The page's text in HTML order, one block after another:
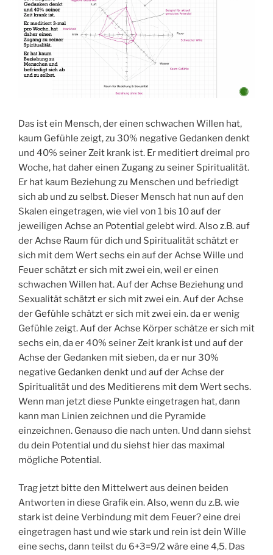
Das ist ein Mensch, der einen schwachen Willen hat,
kaum Gefühle zeigt, zu 30% negative Gedanken denkt
und 40% seiner Zeit krank ist. Er meditiert dreimal pro
Woche, hat daher einen Zugang zu seiner Spiritualität.
Er hat kaum Beziehung zu Menschen und befriedigt
sich ab und zu selbst. Dieser Mensch hat nun auf den
Skalen eingetragen, wie viel von 1 bis 10 auf der
jeweiligen Achse an Potential gelebt wird. Also z.B. auf
der Achse Raum für dich und Spiritualität schätzt er
sich mit dem Wert sechs ein auf der Achse Wille und
Feuer schätzt er sich mit zwei ein, weil er einen
schwachen Willen hat. Auf der Achse Beziehung und
Sexualität schätzt er sich mit zwei ein. Auf der Achse
der Gefühle schätzt er sich mit zwei ein. da er wenig
Gefühle zeigt. Auf der Achse Körper schätze er sich mit
sechs ein, da er 40% seiner Zeit krank ist und auf der
Achse der Gedanken mit sieben, da er nur 30%
negative Gedanken denkt und auf der Achse der
Spiritualität und des Meditierens mit dem Wert sechs.
Wenn man jetzt diese Punkte eingetragen hat, dann
kann man Linien zeichnen und die Pyramide
einzeichnen. Genauso die nach unten. Und dann siehst
du dein Potential und du siehst hier das maximal
mögliche Potential.
Trag jetzt bitte den Mittelwert aus deinen beiden
Antworten in diese Grafik ein. Also, wenn du z.B. wie
stark ist deine Verbindung mit dem Feuer? eine drei
eingetragen hast und wie stark und rein ist dein Wille
eine sechs, dann teilst du 6+3=9/2 wäre eine 4,5. Das